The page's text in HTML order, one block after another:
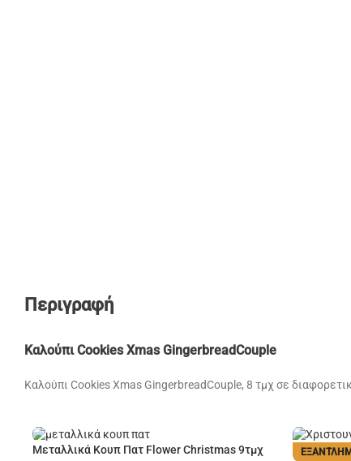
Περιγραφή
Καλούπι Cookies Xmas GingerbreadCouple
Καλούπι Cookies Xmas GingerbreadCouple, 8 τμχ σε
Μεταλλικά Κουπ Πατ Flower Christmas 9τμχ